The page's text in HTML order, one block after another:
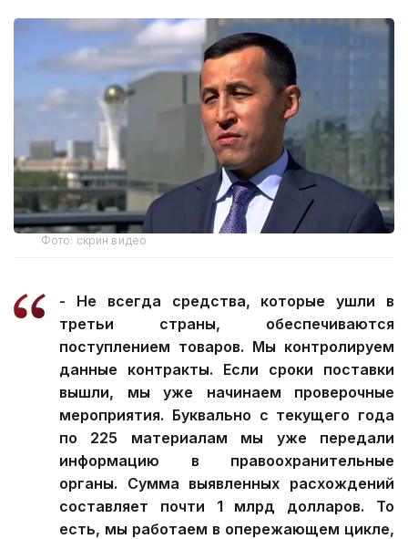
Фото: скрин видео
- Не всегда средства, которые ушли в
третьи страны, обеспечиваются
поступлением товаров. Мы контролируем
данные контракты. Если сроки поставки
вышли, мы уже начинаем проверочные
мероприятия. Буквально с текущего года
по 225 материалам мы уже передали
информацию в правоохранительные
органы. Сумма выявленных расхождений
составляет почти 1 млрд долларов. То
есть, мы работаем в опережающем цикле,